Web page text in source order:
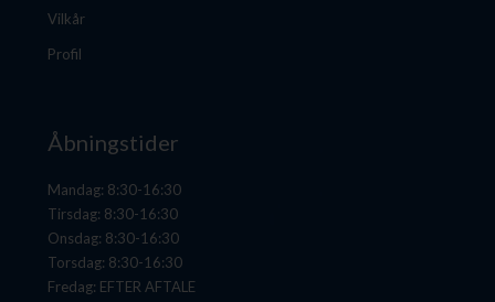
Vilkår
Profil
Åbningstider
Mandag: 8:30-16:30
Tirsdag: 8:30-16:30
Onsdag: 8:30-16:30
Torsdag: 8:30-16:30
Fredag: EFTER AFTALE